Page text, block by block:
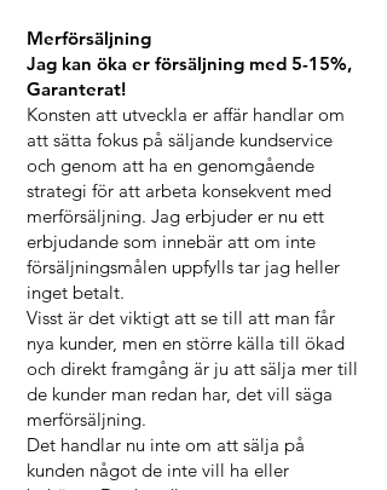
Merförsäljning
Jag kan öka er försäljning med 5-15%,
Garanterat!
Konsten att utveckla er affär handlar om
att sätta fokus på säljande kundservice
och genom att ha en genomgående
strategi för att arbeta konsekvent med
merförsäljning. Jag erbjuder er nu ett
erbjudande som innebär att om inte
försäljningsmålen uppfylls tar jag heller
inget betalt.
Visst är det viktigt att se till att man får
nya kunder, men en större källa till ökad
och direkt framgång är ju att sälja mer till
de kunder man redan har, det vill säga
merförsäljning.
Det handlar nu inte om att sälja på
kunden något de inte vill ha eller